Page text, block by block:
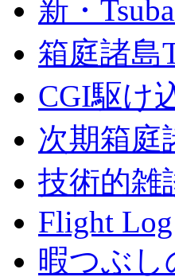
新・
箱庭諸島
CGI駆け
次期箱庭
技術的雑
Flight Log
暇つぶし